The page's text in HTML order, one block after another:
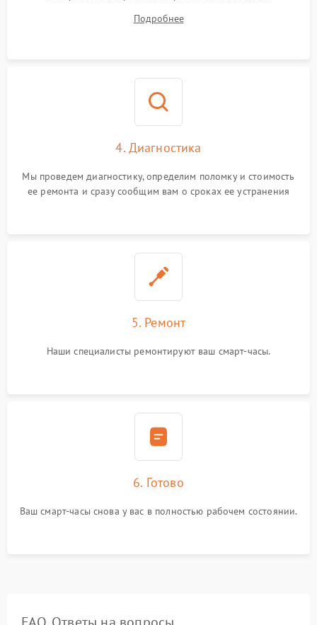
Подробнее
4. Диагностика
Мы проведем диагностику, определим поломку и стоимость
ее ремонта и сразу сообщим вам о сроках ее устранения
5. Ремонт
Наши специалисты ремонтируют ваш смарт-часы.
6. Готово
Ваш смарт-часы снова у вас в полностью рабочем состоянии.